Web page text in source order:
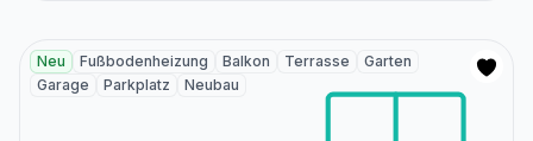
Neu Fußbodenheizung Balkon Terrasse
Garten
Garage
Parkplatz Neubau